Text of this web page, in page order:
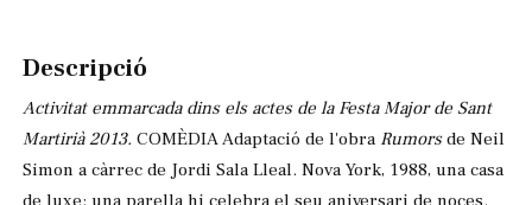
Descripció
Activitat emmarcada dins els actes de la Festa Major de Sant
Martirià 2013. COMÈDIA Adaptació de l'obra Rumorsde Neil
Simon a càrrec de Jordi Sala Lleal. Nova York, 1988, una casa